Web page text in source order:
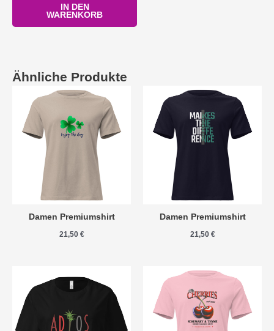
IN DEN
WARENKORB
Ähnliche Produkte
Damen Premiumshirt
21,50 €
Damen Premiumshirt
21,50 €